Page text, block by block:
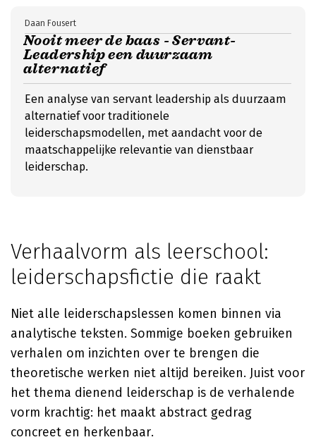
Nooit meer de baas - Servant-
Leadership een duurzaam
alternatief
Daan Fousert
Een analyse van servant leadership als duurzaam
alternatief voor traditionele
leiderschapsmodellen, met aandacht voor de
maatschappelijke relevantie van dienstbaar
leiderschap.
Verhaalvorm als leerschool:
leiderschapsfictie die raakt
Niet alle leiderschapslessen komen binnen via
analytische teksten. Sommige boeken gebruiken
verhalen om inzichten over te brengen die
theoretische werken niet altijd bereiken. Juist voor
het thema dienend leiderschap is de verhalende
vorm krachtig: het maakt abstract gedrag
concreet en herkenbaar.